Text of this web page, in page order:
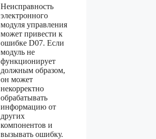
Неисправность
электронного
модуля управления
может привести к
ошибке D07. Если
модуль не
функционирует
должным образом,
он может
некорректно
обрабатывать
информацию от
других
компонентов и
вызывать ошибку.